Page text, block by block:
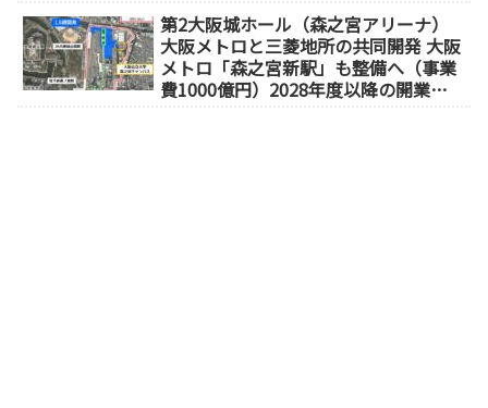
第2大阪城ホール（森之宮アリーナ）
大阪メトロと三菱地所の共同開発 大阪
メトロ「森之宮新駅」も整備へ（事業
費1000億円）2028年度以降の開業